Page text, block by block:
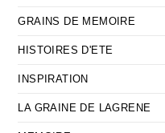
GRAINS DE MEMOIRE
HISTOIRES D'ETE
INSPIRATION
LA GRAINE DE LAGRENE